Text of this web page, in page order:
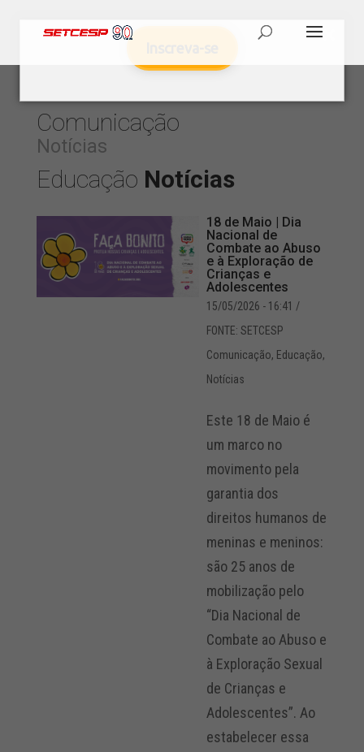
Comunicação
Notícias
Educação Notícias
18 de Maio | Dia
Nacional de
Combate ao Abuso
e à Exploração de
Crianças e
Adolescentes
15/05/2026 - 16:41 /
FONTE: SETCESP
Comunicação, Educação,
Notícias
Este 18 de Maio é
um marco no
movimento pela
garantia dos
direitos humanos de
meninas e meninos:
são 25 anos de
mobilização pelo
“Dia Nacional de
Combate ao Abuso e
à Exploração Sexual
de Crianças e
Adolescentes”. Ao
estabelecer essa